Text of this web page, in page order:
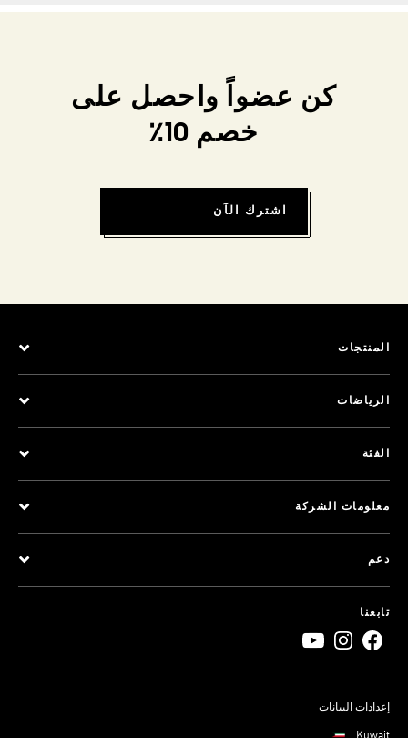
كن عضواً واحصل على
خصم 10٪
اشترك الآن
المنتجات
الرياضات
الفئة
معلومات الشركة
دعم
تابعنا
إعدادات البيانات